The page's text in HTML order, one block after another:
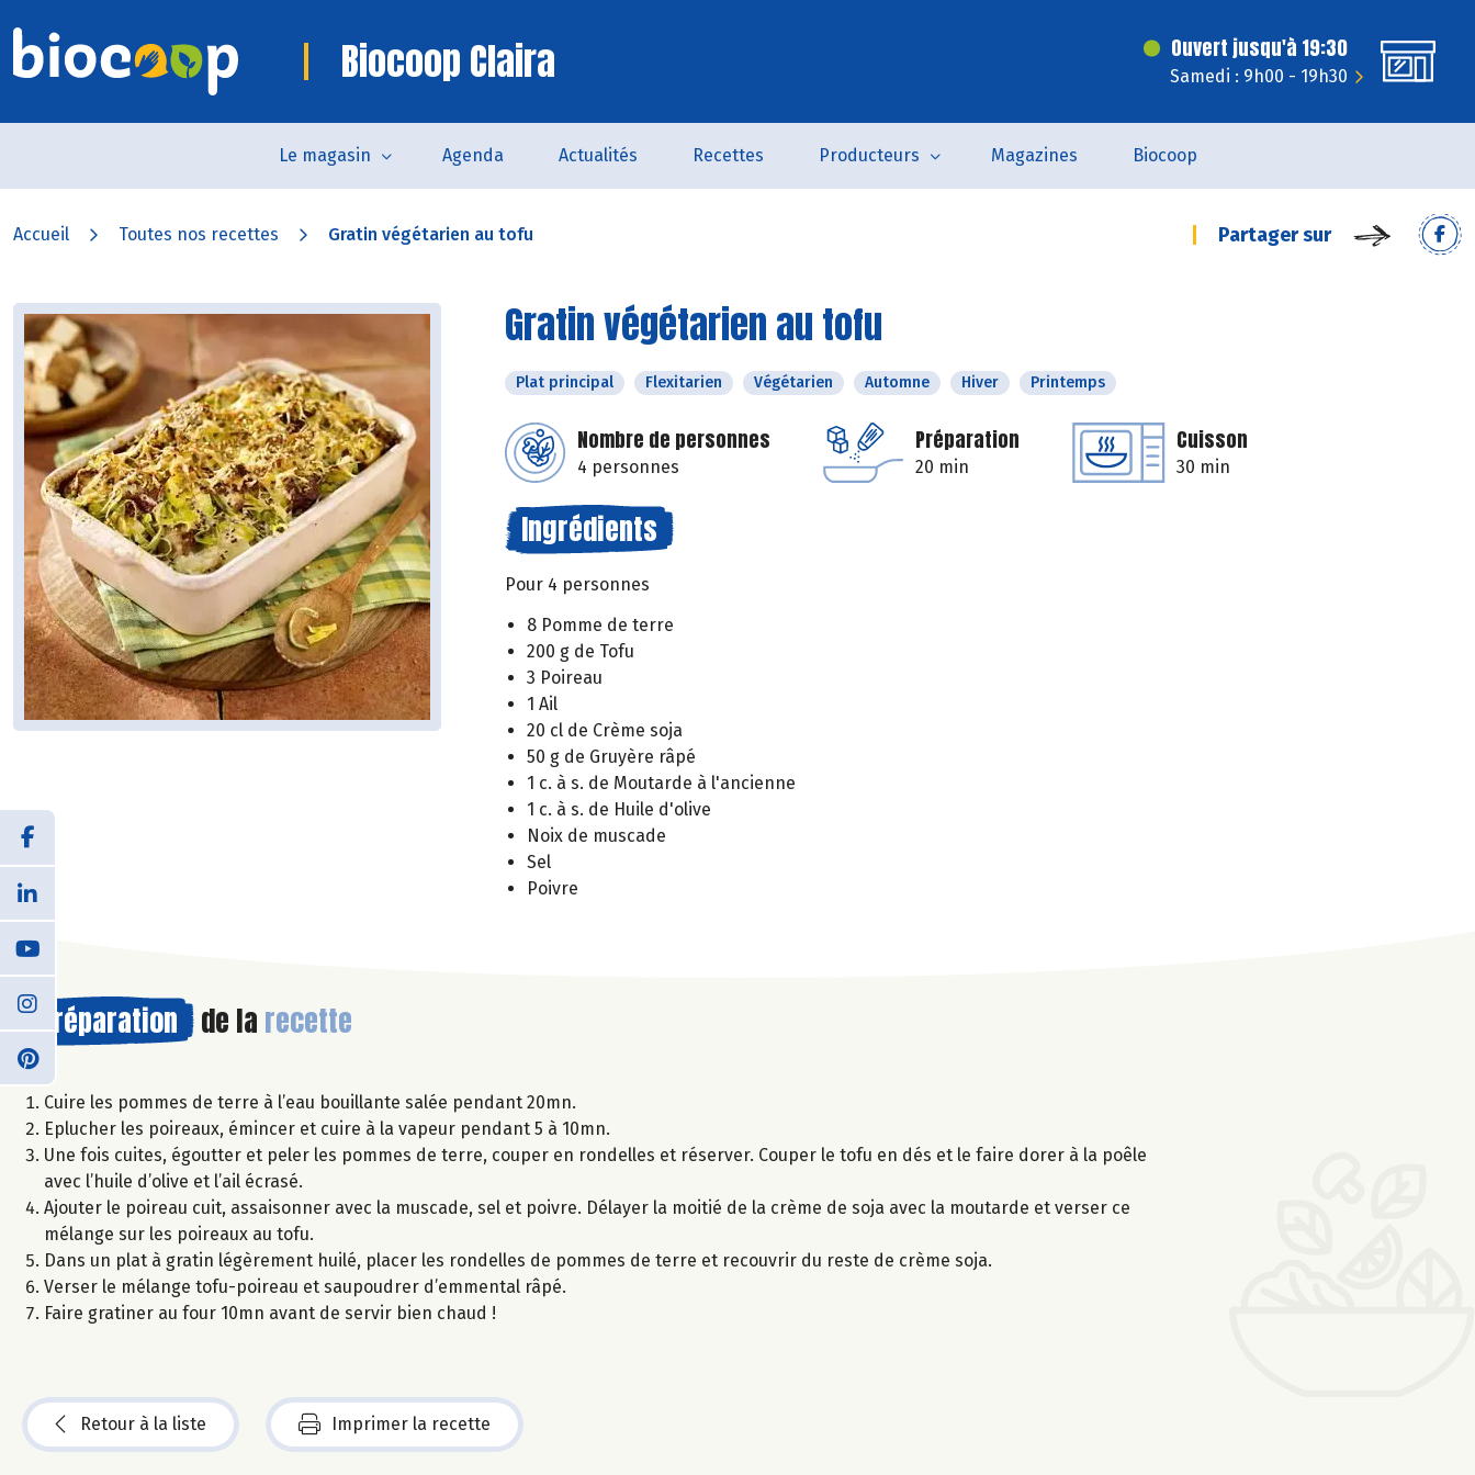
Biocoop Claira Ouvert jusqu'à 19:30
Samedi : 9h00 - 19h30
Le magasin Agenda Actualités Recettes Producteurs Magazines Biocoop
Accueil Toutes nos recettes Gratin végétarien au tofu Partager sur
Gratin végétarien au tofu
Plat principal Flexitarien Végétarien Automne Hiver Printemps
Nombre de personnes
4 personnes
Préparation
20 min
Cuisson
30 min
Ingrédients
Pour 4 personnes
8 Pomme de terre
200 g de Tofu
3 Poireau
1 Ail
20 cl de Crème soja
50 g de Gruyère râpé
1 c. à s. de Moutarde à l'ancienne
1 c. à s. de Huile d'olive
Noix de muscade
Sel
Poivre
Préparation de la recette
Cuire les pommes de terre à l’eau bouillante salée pendant 20mn.
Eplucher les poireaux, émincer et cuire à la vapeur pendant 5 à 10mn.
Une fois cuites, égoutter et peler les pommes de terre, couper en rondelles et réserver. Couper le tofu en dés et le faire dorer à la poêle
avec l’huile d’olive et l’ail écrasé.
Ajouter le poireau cuit, assaisonner avec la muscade, sel et poivre. Délayer la moitié de la crème de soja avec la moutarde et verser ce
mélange sur les poireaux au tofu.
Dans un plat à gratin légèrement huilé, placer les rondelles de pommes de terre et recouvrir du reste de crème soja.
Verser le mélange tofu-poireau et saupoudrer d’emmental râpé.
Faire gratiner au four 10mn avant de servir bien chaud !
Retour à la liste Imprimer la recette